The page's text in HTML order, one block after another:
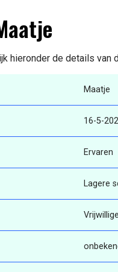
hieronder de details van
Maatje
16-5-
Ervaren
Lagere